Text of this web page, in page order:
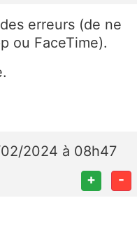
erreurs (de ne
ou FaceTime).
2024 à 08h47
+ -